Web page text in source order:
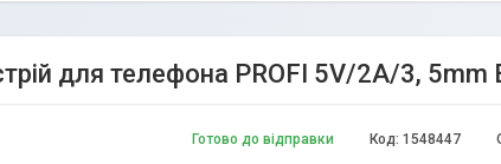
для телефона PROFI 5V/2A/3, 5mm
Готово до відправки Код: 1548447